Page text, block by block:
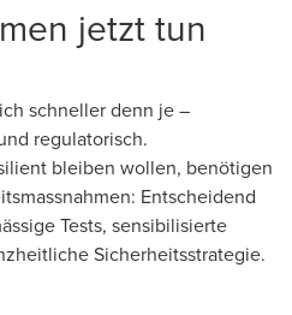
jetzt tun
schneller denn je –
regulatorisch.
bleiben wollen, benötigen
Entscheidend
Tests, sensibilisierte
Sicherheitsstrategie.